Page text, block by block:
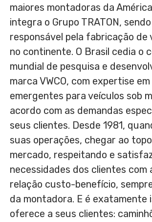
maiores montadoras da
integra o Grupo TRATON,
responsável pela fabricação de
no continente. O Brasil cedia o
mundial de pesquisa e
marca VWCO, com expertise
emergentes para veículos sob
acordo com as demandas
seus clientes. Desde 1981,
suas operações, chegar ao
mercado, respeitando e
necessidades dos clientes com
relação custo-benefício,
da montadora. E é exatamente
oferece a seus clientes: